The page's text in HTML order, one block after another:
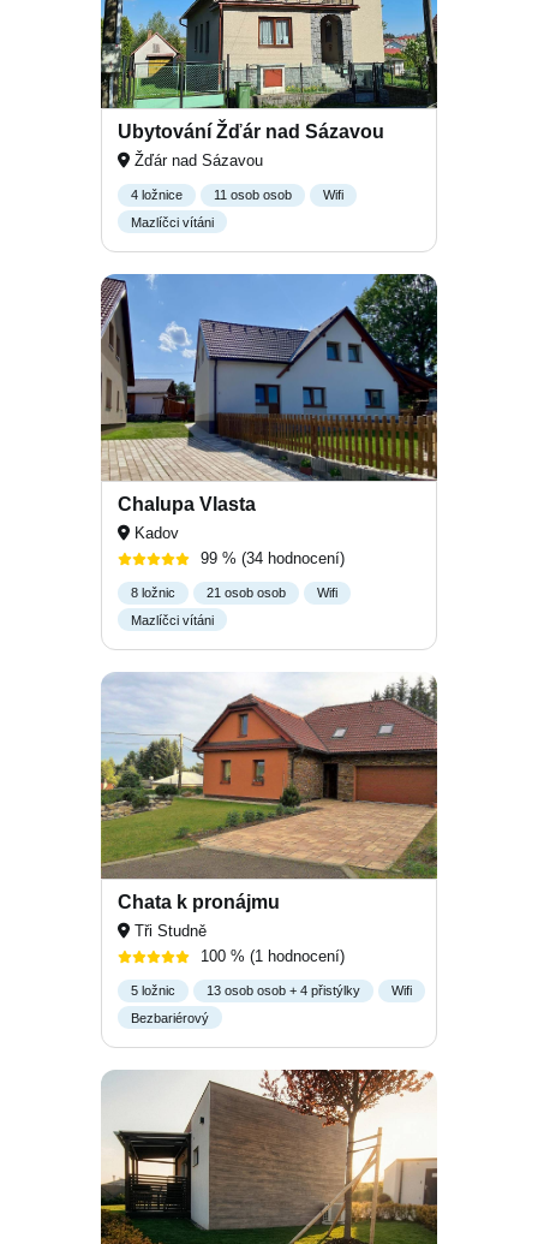
Ubytování Žďár nad Sázavou
Žďár nad Sázavou
4 ložnice 11 osob osob
Wifi
Mazlíčci vítáni
Chalupa Vlasta
Kadov
99 % (34 hodnocení)
8 ložnic 21 osob osob
Wifi
Mazlíčci vítáni
Chata k pronájmu
Tři Studně
100 % (1 hodnocení)
5 ložnic 13 osob osob + 4 přistýlky
Wifi
Bezbariérový